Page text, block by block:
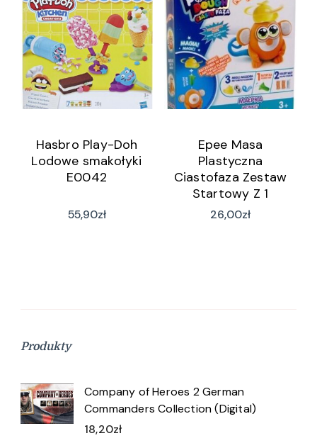
Hasbro Play-Doh
Lodowe smakołyki
E0042
55,90zł
Epee Masa
Plastyczna
Ciastofaza Zestaw
Startowy Z 1
Motorkiem I
26,00zł
Produkty
Company of Heroes 2 German
Commanders Collection (Digital)
18,20zł